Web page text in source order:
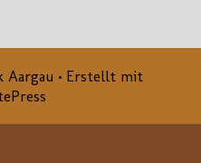
Aargau • Erstellt mit